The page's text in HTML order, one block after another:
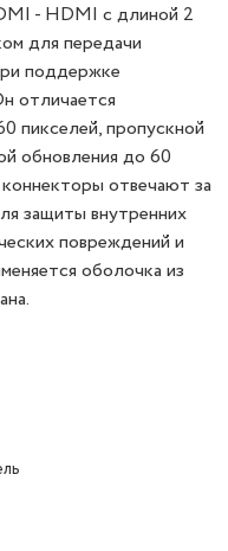
- HDMI с длиной 2
для передачи
поддержке
отличается
пикселей, пропускной
обновления до 60
отвечают за
защиты внутренних
повреждений и
оболочка из